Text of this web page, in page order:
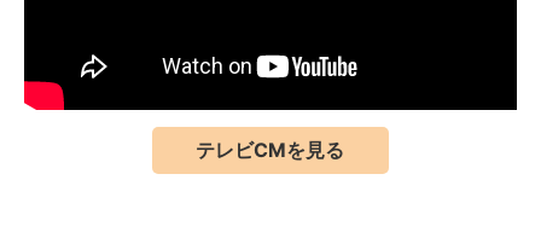
テレビCMを見る